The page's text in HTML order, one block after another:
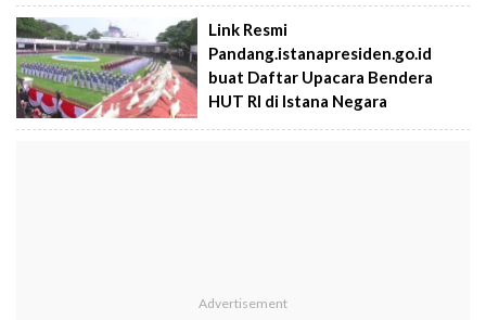
Link Resmi
Pandang.istanapresiden.go.id
buat Daftar Upacara Bendera
HUT RI di Istana Negara